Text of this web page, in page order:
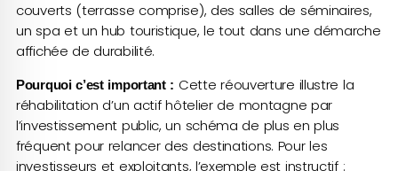
couverts (terrasse comprise), des salles de séminaires,
un spa et un hub touristique, le tout dans une démarche
affichée de durabilité.
Pourquoi c’est important : Cette réouverture illustre la
réhabilitation d’un actif hôtelier de montagne par
l’investissement public, un schéma de plus en plus
fréquent pour relancer des destinations. Pour les
investisseurs et exploitants, l’exemple est instructif :